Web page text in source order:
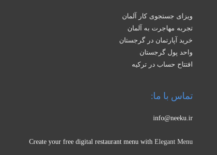
ویزای جستجوی کار آلمان
تجربه مهاجرت به آلمان
خرید آپارتمان در گرجستان
واحد پول گرجستان
افتتاح حساب در ترکیه
تماس با ما:
info@neeku.ir
Create your free digital restaurant menu with Elegant Menu